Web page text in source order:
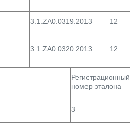
3.1.ZA0.0319.2013 12
3.1.ZA0.0320.2013 12
Регистрационный
номер эталона
3